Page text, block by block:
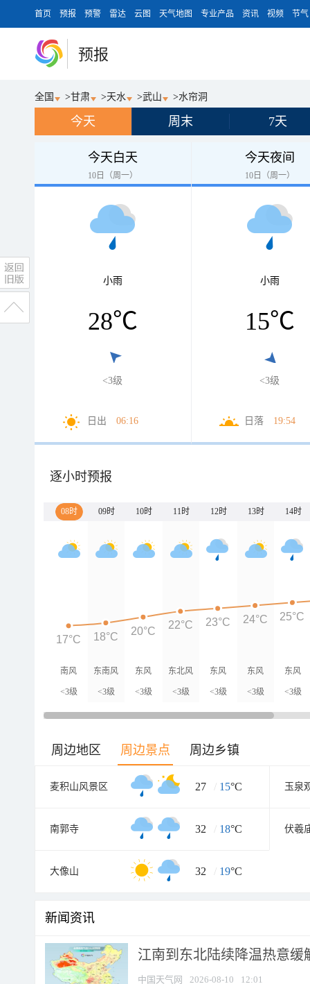
首页 预报 预警 雷达 云图 天气地图 专业产品 资讯 视频 节气
预报
全国 >甘肃 >天水 >武山 >水帘洞
今天 周末 7天
今天白天
10日（周一）
小雨
28℃
<3级
日出 06:16
今天夜间
10日（周一）
小雨
15℃
<3级
日落 19:54
逐小时预报
08时 09时 10时 11时 12时 13时 14时
南风
<3级
东南风
<3级
东风
<3级
东北风
<3级
东风
<3级
东风
<3级
东风
<3级
17°C 18°C 20°C 22°C 23°C 24°C 25°C
周边地区 周边景点 周边乡镇
麦积山风景区 27 / 15°C 玉泉
南郭寺 32 / 18°C 伏羲
大像山 32 / 19°C
新闻资讯
江南到东北陆续降温热意缓
中国天气网 2026-08-10 12:01